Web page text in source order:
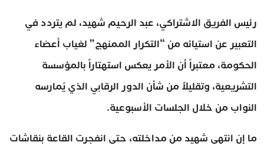
رئيس الفريق الاشتراكي، عبد الرحيم شهيد، لم يتردد في
التعبير عن استيائه من “التكرار الممنهج” لغياب أعضاء
الحكومة، معتبراً أن الأمر يعكس استهتاراً بالمؤسسة
التشريعية، وتقليلاً من شأن الدور الرقابي الذي يُمارسه
النواب من خلال الجلسات الأسبوعية.
ما إن انتهى شهيد من مداخلته، حتى انفجرت القاعة بنقاشات